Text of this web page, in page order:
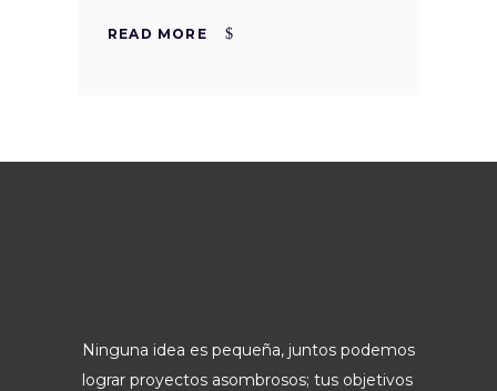
READ MORE
Ninguna idea es pequeña, juntos podemos
lograr proyectos asombrosos; tus objetivos